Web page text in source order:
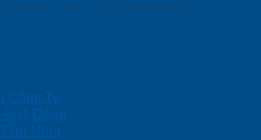
Công Ty
Động
Nhìn